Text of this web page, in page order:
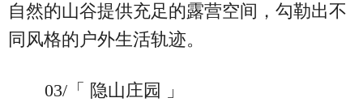
自然的山谷提供充足的露营空间，勾勒出不
同风格的户外生活轨迹。
03/「 隐山庄园 」